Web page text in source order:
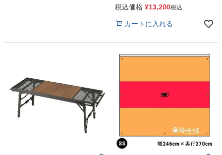
税込価格 ¥13,200税込
カートに入れる